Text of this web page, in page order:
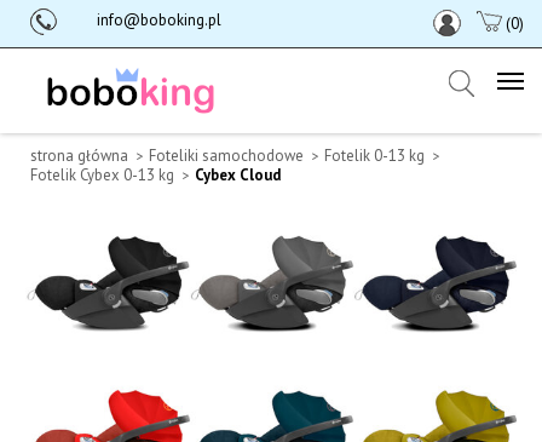
info@boboking.pl (0)
strona główna Foteliki samochodowe
Fotelik 0-13 kg
Fotelik Cybex 0-13 kg
Cybex Cloud